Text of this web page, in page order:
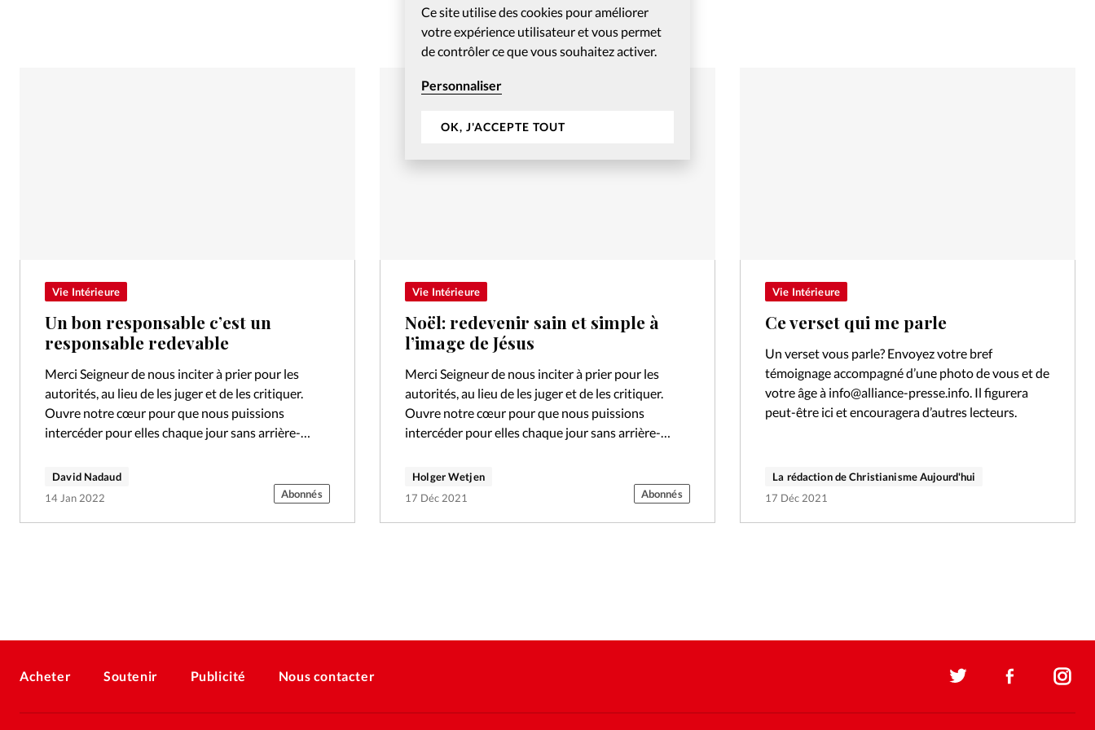
Ce site utilise des cookies pour améliorer
votre expérience utilisateur et vous permet
de contrôler ce que vous souhaitez activer.
Personnaliser
OK, J'ACCEPTE TOUT
Vie Intérieure
Un bon responsable c’est un
responsable redevable
Merci Seigneur de nous inciter à prier pour les
autorités, au lieu de les juger et de les critiquer.
Ouvre notre cœur pour que nous puissions
intercéder pour elles chaque jour sans arrière-
David Nadaud
14 Jan 2022
Abonnés
Vie Intérieure
Noël: redevenir sain et simple à
l’image de Jésus
Merci Seigneur de nous inciter à prier pour les
autorités, au lieu de les juger et de les critiquer.
Ouvre notre cœur pour que nous puissions
intercéder pour elles chaque jour sans arrière-
Holger Wetjen
17 Déc 2021
Abonnés
Vie Intérieure
Ce verset qui me parle
Un verset vous parle? Envoyez votre bref
témoignage accompagné d’une photo de vous et de
votre âge à info@alliance-presse.info. Il figurera
peut-être ici et encouragera d’autres lecteurs.
La rédaction de Christianisme Aujourd'hui
17 Déc 2021
Acheter Soutenir Publicité Nous contacter